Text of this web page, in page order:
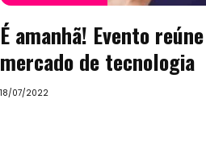
É amanhã! Evento
mercado de tecnologia
18/07/2022